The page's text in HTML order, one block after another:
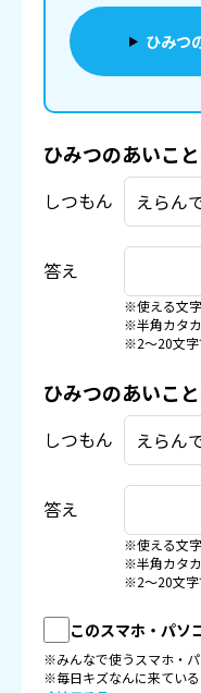
ひみつ
ひみつのあいこ
しつもん
答え
※使える文
※半角カタ
※2〜20文字
ひみつのあいこ
しつもん
答え
※使える文
※半角カタ
※2〜20文字
このスマホ・パソ
※みんなで使うスマホ・
※毎日キズなんに来ている